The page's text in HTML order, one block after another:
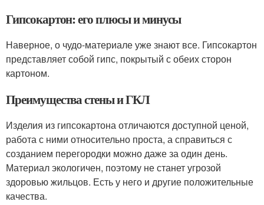
Гипсокартон: его плюсы и минусы
Наверное, о чудо-материале уже знают все. Гипсокартон
представляет собой гипс, покрытый с обеих сторон
картоном.
Преимущества стены и ГКЛ
Изделия из гипсокартона отличаются доступной ценой,
работа с ними относительно проста, а справиться с
созданием перегородки можно даже за один день.
Материал экологичен, поэтому не станет угрозой
здоровью жильцов. Есть у него и другие положительные
качества.